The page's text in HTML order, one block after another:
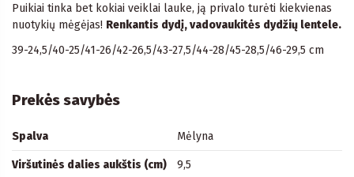
Puikiai tinka bet kokiai veiklai lauke, ją privalo turėti kiekvienas
nuotykių mėgėjas! Renkantis dydį, vadovaukitės dydžių lentele.
39-24,5/40-25/41-26/42-26,5/43-27,5/44-28/45-28,5/46-29,5 cm
Prekės savybės
Spalva Mėlyna
Viršutinės dalies aukštis (cm) 9,5